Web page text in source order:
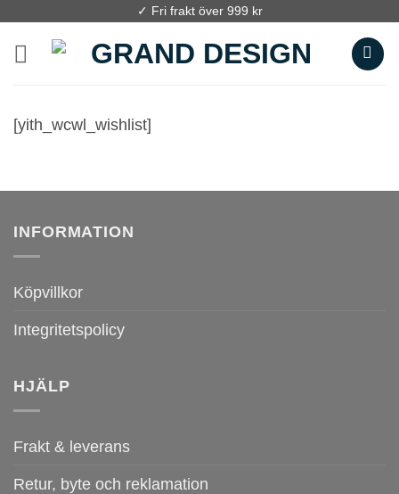
content
✓ Fri frakt över 999 kr
[yith_wcwl_wishlist]
INFORMATION
Köpvillkor
Integritetspolicy
HJÄLP
Frakt & leverans
Retur, byte och reklamation